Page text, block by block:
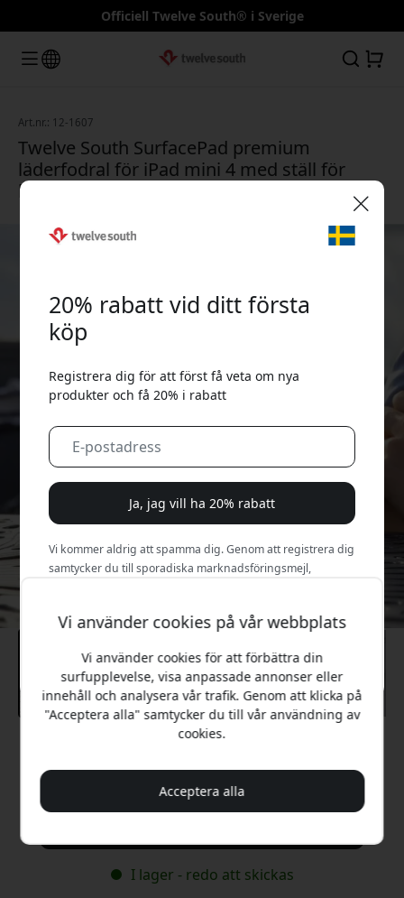
Officiell Twelve South® i Sverige
Art.nr.: 12-1607
Twelve South SurfacePad premium
läderfodral för iPad mini 4 med ställ för
handsfree och skydd fram och bak - Röd
799 SEK
I lager - redo att skickas
Vi använder cookies på vår webbplats
Vi använder cookies för att förbättra din
surfupplevelse, visa anpassade annonser eller
innehåll och analysera vår trafik. Genom att klicka på
"Acceptera alla" samtycker du till vår användning av
cookies.
Acceptera alla
20% rabatt vid ditt första
köp
Registrera dig för att först få veta om nya
produkter och få 20% i rabatt
Ja, jag vill ha 20% rabatt
Vi kommer aldrig att spamma dig. Genom att registrera dig
samtycker du till sporadiska marknadsföringsmejl,
Nej, jag betalar hellre fullt pris.
🎉 Din rabattkod:
Använd denna kod i kassan för att få 20% rabatt.